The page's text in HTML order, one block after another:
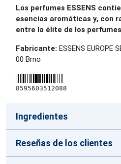
Los perfumes ESSENS
esencias aromáticas y, con
entre la élite de los
Fabricante: ESSENS EUROPE
00 Brno
8595603512088
Ingredientes
Reseñas de los clientes